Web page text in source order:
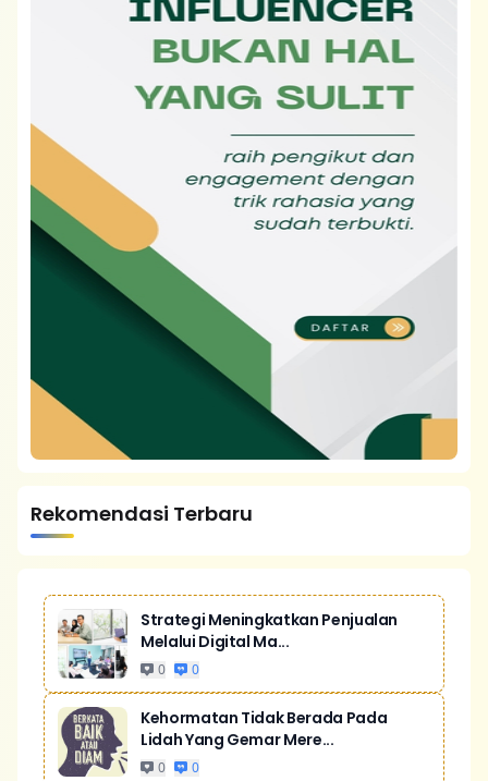
Rekomendasi Terbaru
Strategi Meningkatkan Penjualan
Melalui Digital Ma...
0 0
Kehormatan Tidak Berada Pada
Lidah Yang Gemar Mere...
0 0